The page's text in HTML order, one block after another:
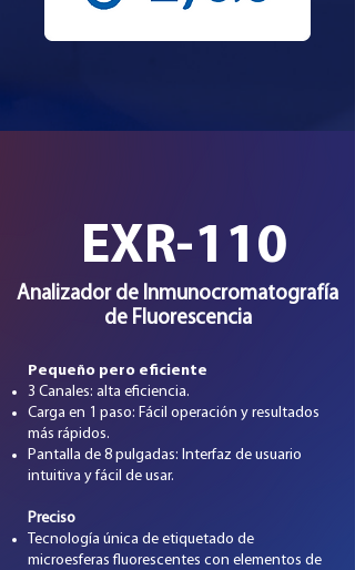
Analizador de Inmunocromatografía
de Fluorescencia
EXR-110
Pequeño pero eficiente
3 Canales: alta eficiencia.
Carga en 1 paso: Fácil operación y resultados
más rápidos.
Pantalla de 8 pulgadas: Interfaz de usuario
intuitiva y fácil de usar.
Preciso
Tecnología única de etiquetado de
microesferas fluorescentes con elementos de